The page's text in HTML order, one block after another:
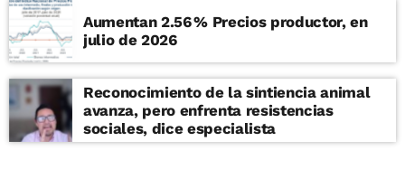
Aumentan 2.56 % Precios productor, en
julio de 2026
Reconocimiento de la sintiencia animal
avanza, pero enfrenta resistencias
sociales, dice especialista